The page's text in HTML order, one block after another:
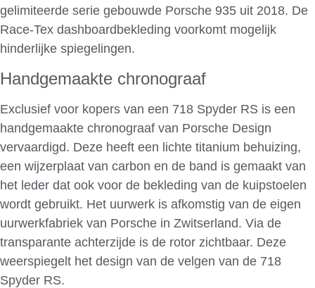
gelimiteerde serie gebouwde Porsche 935 uit 2018. De
Race-Tex dashboardbekleding voorkomt mogelijk
hinderlijke spiegelingen.
Handgemaakte chronograaf
Exclusief voor kopers van een 718 Spyder RS is een
handgemaakte chronograaf van Porsche Design
vervaardigd. Deze heeft een lichte titanium behuizing,
een wijzerplaat van carbon en de band is gemaakt van
het leder dat ook voor de bekleding van de kuipstoelen
wordt gebruikt. Het uurwerk is afkomstig van de eigen
uurwerkfabriek van Porsche in Zwitserland. Via de
transparante achterzijde is de rotor zichtbaar. Deze
weerspiegelt het design van de velgen van de 718
Spyder RS.